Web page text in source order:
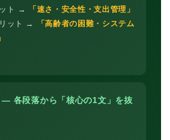
ト →
「速さ・安全性・支出管理」
ット →
「高齢者の困難・システム
各段落から「核心の1文」を抜